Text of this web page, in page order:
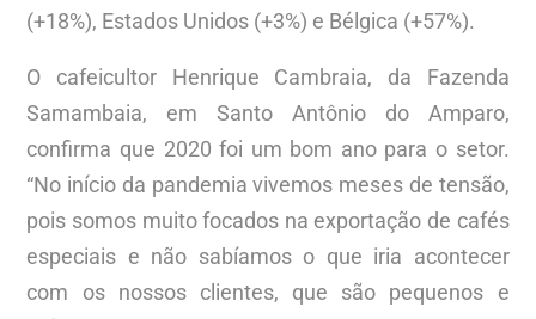
(+18%), Estados Unidos (+3%) e Bélgica (+57%).
O cafeicultor Henrique Cambraia, da Fazenda
Samambaia, em Santo Antônio do Amparo,
confirma que 2020 foi um bom ano para o setor.
“No início da pandemia vivemos meses de tensão,
pois somos muito focados na exportação de cafés
especiais e não sabíamos o que iria acontecer
com os nossos clientes, que são pequenos e